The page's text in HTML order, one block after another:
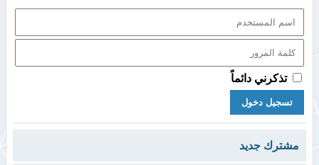
تذكرني دائماً
مشترك جديد